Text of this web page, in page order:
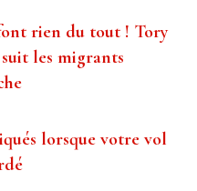
rien du tout ! Tory
les migrants
lorsque votre vol